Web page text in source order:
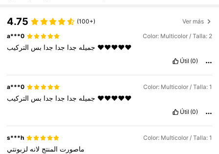
4.75 (100+) Ver más
a***0 Color: Multicolor / Talla: 2
جميله جدا جدا جدا بس ❤️❤️❤️❤️❤️
Útil (0)
a***0 Color: Multicolor / Talla: 1
جميله جدا جدا جدا بس ❤️❤️❤️❤️❤️
Útil (0)
s***h Color: Multicolor / Talla: 1
ماصورت المنتج لانه لزبونتي